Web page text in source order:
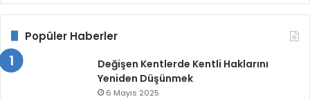
Popüler Haberler
Değişen Kentlerde Kentli Haklarını
Yeniden Düşünmek
6 Mayıs 2025